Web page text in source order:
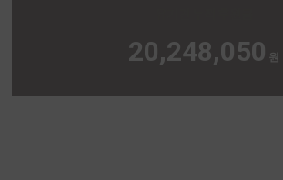
20,248,050 원